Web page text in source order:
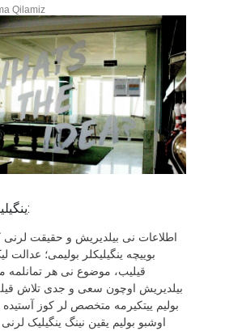
Qilamiz
ینگیلیکلر بولیمی:
اطلاعات نی بیلدیریش و حقیقت
بوییچه ینگیلیکلر بولیمی؛ عدالت
قیلیب، موضوع نی هر
بیلدیریش اوچون سعی و جدی تلاش
بولیم ییتکیرمه متخصص لر کوز آستیده
اوشبو بولیم یقین نینگ ینگیلیک